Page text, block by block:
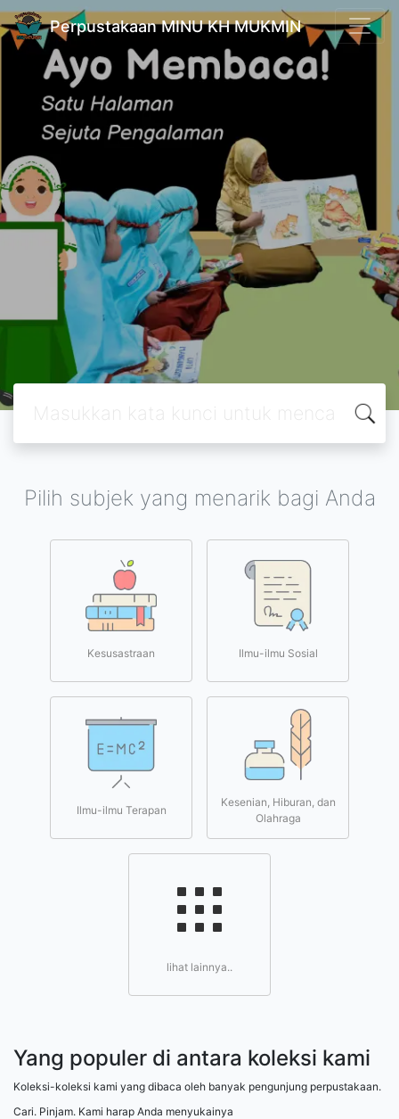
Perpustakaan MINU KH MUKMIN
Pilih subjek yang menarik bagi Anda
Kesusastraan Ilmu-ilmu Sosial
Ilmu-ilmu Terapan
Kesenian, Hiburan, dan
Olahraga
lihat lainnya..
Yang populer di antara koleksi kami
Koleksi-koleksi kami yang dibaca oleh banyak pengunjung perpustakaan.
Cari. Pinjam. Kami harap Anda menyukainya